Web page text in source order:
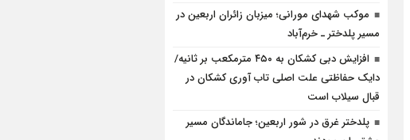
موکب شهدای مورانی؛ میزبان زائران اربعین در
مسیر پلدختر ـ خرم‌آباد
افزایش دبی کشکان به ۴۵۰ مترمکعب بر ثانیه/
دایک حفاظتی علت اصلی تاب آوری کشکان در
قبال سیلاب است
پلدختر غرق در شور اربعین؛ جاماندگان مسیر